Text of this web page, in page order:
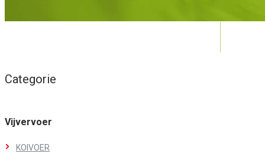
Categorie
Vijvervoer
KOIVOER